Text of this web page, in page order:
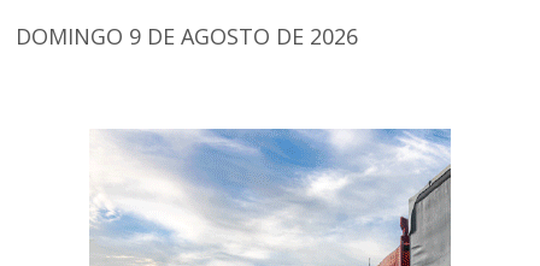
DOMINGO 9 DE AGOSTO DE 2026